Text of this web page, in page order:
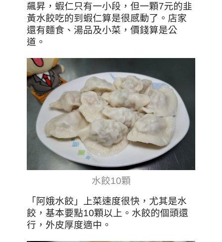
飆昇，蝦仁只有一小段，但一顆7元的韭
黃水餃吃的到蝦仁算是很感動了。店家
還有麵食、湯品及小菜，價錢算是公
道。
水餃10顆
「阿娥水餃」上菜速度很快，尤其是水
餃，基本要點10顆以上。水餃的個頭還
行，外皮厚度適中。